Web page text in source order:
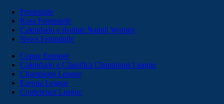
Femminile
Rosa Femminile
Calendario e risultati Napoli Women
News Femminile
Coppe Europee
Calendario e Classifica Champions League
Champions League
Europa League
Conference League